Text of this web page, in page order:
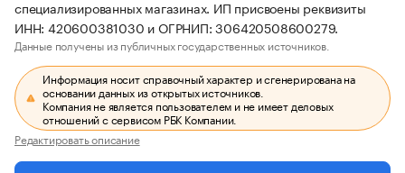
специализированных магазинах. ИП присвоены реквизиты
ИНН: 420600381030 и ОГРНИП: 306420508600279.
Данные получены из публичных государственных источников.
Информация носит справочный характер и сгенерирована на
основании данных из открытых источников.
Компания не является пользователем и не имеет деловых
отношений с сервисом РБК Компании.
Редактировать описание